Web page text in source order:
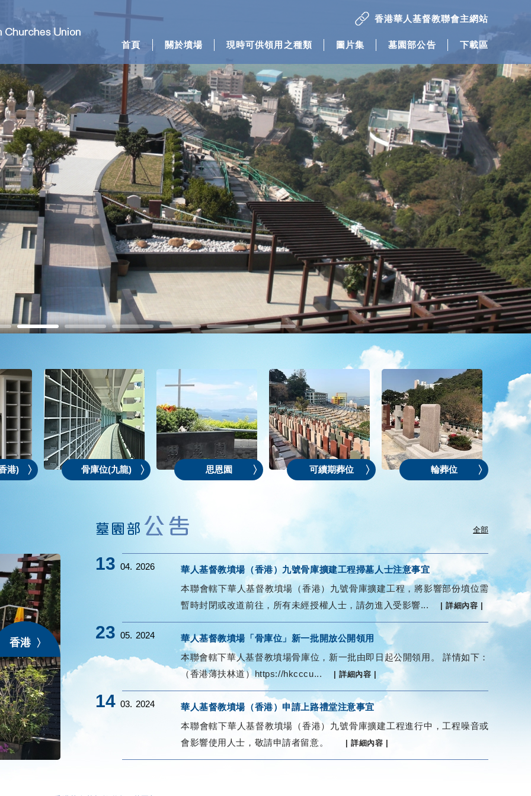
香港華人基督教聯會主網站
首頁 關於墳場 現時可供領用之種類 圖片集 墓園部公告 下載區
港) 骨庫位(九龍) 思恩園 可續期葬位 輪葬位
全部
13 04. 2026
華人基督教墳場（香港）九號骨庫擴建工程掃墓人士注意事宜
本聯會轄下華人基督教墳場（香港）九號骨庫擴建工程，將影響部份墳位需
暫時封閉或改道前往，所有未經授權人士，請勿進入受影響...
| 詳細內容 |
23 05. 2024
華人基督教墳場「骨庫位」新一批開放公開領用
本聯會轄下華人基督教墳場骨庫位，新一批由即日起公開領用。 詳情如下：
（香港薄扶林道）https://hkcccu...
| 詳細內容 |
14 03. 2024
華人基督教墳場（香港）申請上路禮堂注意事宜
本聯會轄下華人基督教墳場（香港）九號骨庫擴建工程進行中，工程噪音或
會影響使用人士，敬請申請者留意。
| 詳細內容 |
香港